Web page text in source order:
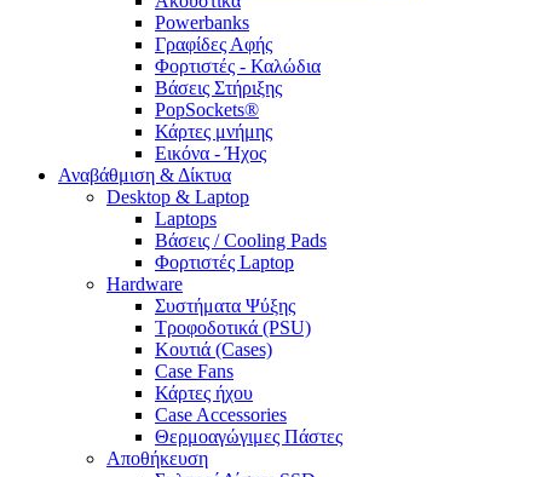
Powerbanks
Γραφίδες Αφής
Φορτιστές - Καλώδια
Βάσεις Στήριξης
PopSockets®
Κάρτες μνήμης
Εικόνα - Ήχος
Αναβάθμιση & Δίκτυα
Desktop & Laptop
Laptops
Βάσεις / Cooling Pads
Φορτιστές Laptop
Hardware
Συστήματα Ψύξης
Τροφοδοτικά (PSU)
Κουτιά (Cases)
Case Fans
Κάρτες ήχου
Case Accessories
Θερμοαγώγιμες Πάστες
Αποθήκευση